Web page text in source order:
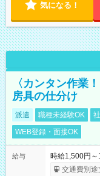
気になる！
〈カンタン作業
房具の仕分け
派遣 職種未経験OK
WEB登録・面接OK
給与
時給1,500円～
交通費別途